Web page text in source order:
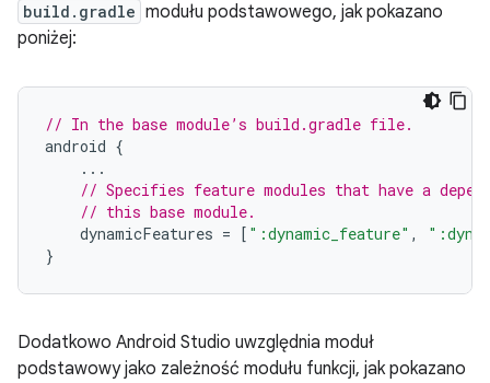
build.gradle modułu podstawowego, jak pokazano
poniżej:
// In the base module’s build.gradle file.
android {
...
// Specifies feature modules that have a
// this base module.
dynamicFeatures = [ ":dynamic_feature" ,
}
Dodatkowo Android Studio uwzględnia moduł
podstawowy jako zależność modułu funkcji, jak pokazano